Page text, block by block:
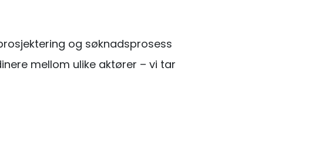
og søknadsprosess
mellom ulike aktører – vi tar